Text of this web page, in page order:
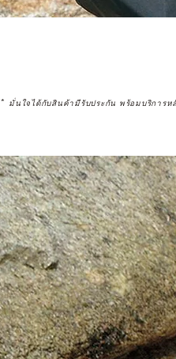
* มั่นใจได้กับสินค้ามีรับประกัน พร้อมบริการห